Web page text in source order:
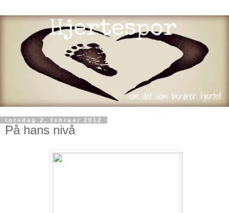
torsdag 2. februar 2012
På hans nivå